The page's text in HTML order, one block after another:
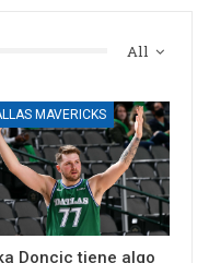
All
MAVERICKS
Doncic tiene algo